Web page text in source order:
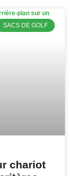
SACS DE GOLF
chariot